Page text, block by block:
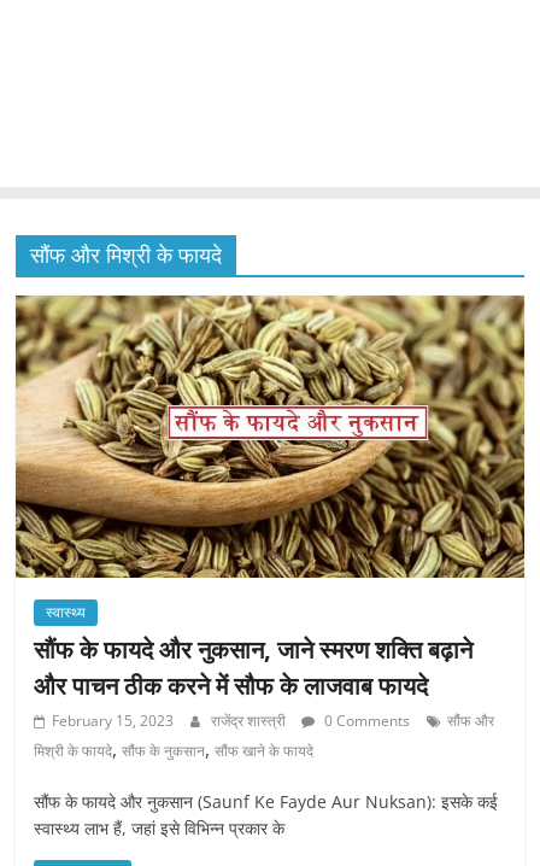
सौंफ और मिश्री के फायदे
स्वास्थ्य
सौंफ के फायदे और नुकसान, जाने स्मरण शक्ति बढ़ाने
और पाचन ठीक करने में सौफ के लाजवाब फायदे
February 15, 2023 राजेंद्र शास्त्री 0 Comments
सौंफ और
मिश्री के फायदे,सौंफ के नुकसान,सौंफ खाने के फायदे
सौंफ के फायदे और नुकसान (Saunf Ke Fayde Aur Nuksan): इसके कई
स्वास्थ्य लाभ हैं, जहां इसे विभिन्न प्रकार के